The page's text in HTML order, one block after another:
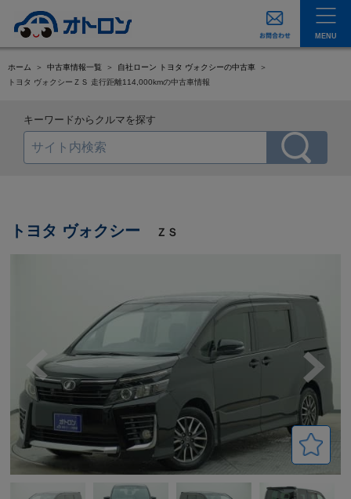
MENU
ホーム 中古車情報一覧
自社ローン トヨタ ヴォクシーの中古車
トヨタ ヴォクシーＺＳ 走行距離114,000kmの中古車情報
キーワードからクルマを探す
トヨタ ヴォクシー ＺＳ